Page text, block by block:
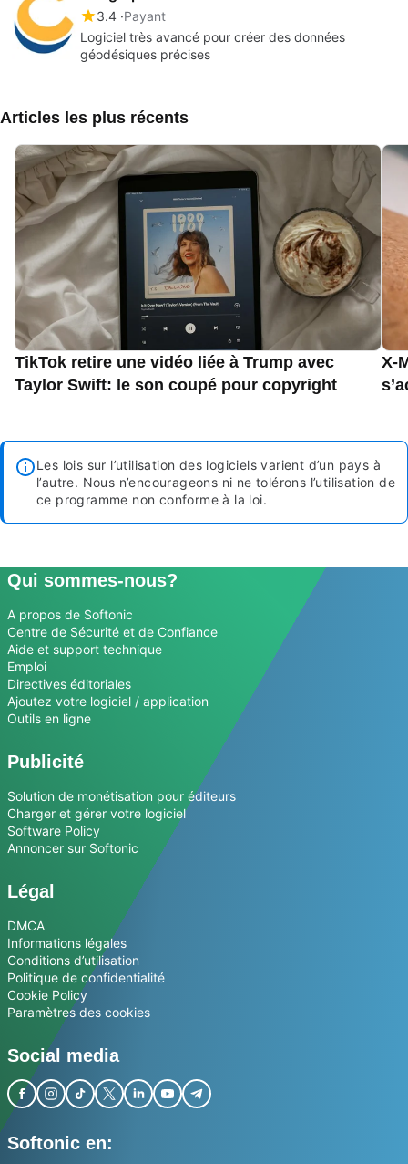
3.4 Payant
Logiciel très avancé pour créer des données
géodésiques précises
Articles les plus récents
TikTok retire une vidéo liée à Trump avec
Taylor Swift: le son coupé pour copyright
X-
Les lois sur l’utilisation des logiciels varient d’un pays à
l’autre. Nous n’encourageons ni ne tolérons l’utilisation de
ce programme non conforme à la loi.
Qui sommes-nous?
A propos de Softonic
Centre de Sécurité et de Confiance
Aide et support technique
Emploi
Directives éditoriales
Ajoutez votre logiciel / application
Outils en ligne
Publicité
Solution de monétisation pour éditeurs
Charger et gérer votre logiciel
Software Policy
Annoncer sur Softonic
Légal
DMCA
Informations légales
Conditions d’utilisation
Politique de confidentialité
Cookie Policy
Paramètres des cookies
Social media
Softonic en: